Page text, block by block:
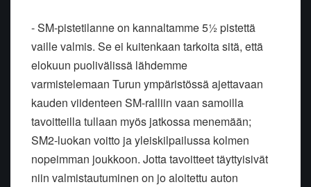
- SM-pistetilanne on kannaltamme 5½ pistettä
vaille valmis. Se ei kuitenkaan tarkoita sitä, että
elokuun puolivälissä lähdemme
varmistelemaan Turun ympäristössä ajettavaan
kauden viidenteen SM-ralliin vaan samoilla
tavoitteilla tullaan myös jatkossa menemään;
SM2-luokan voitto ja yleiskilpailussa kolmen
nopeimman joukkoon. Jotta tavoitteet täyttyisivät
niin valmistautuminen on jo aloitettu auton